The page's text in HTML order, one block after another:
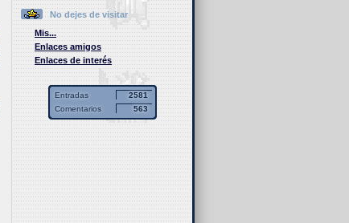
No dejes de visitar
Mis...
Enlaces amigos
Enlaces de interés
Entradas
2581
Comentarios
563